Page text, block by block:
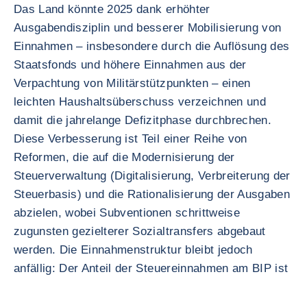
Das Land könnte 2025 dank erhöhter
Ausgabendisziplin und besserer Mobilisierung von
Einnahmen – insbesondere durch die Auflösung des
Staatsfonds und höhere Einnahmen aus der
Verpachtung von Militärstützpunkten – einen
leichten Haushaltsüberschuss verzeichnen und
damit die jahrelange Defizitphase durchbrechen.
Diese Verbesserung ist Teil einer Reihe von
Reformen, die auf die Modernisierung der
Steuerverwaltung (Digitalisierung, Verbreiterung der
Steuerbasis) und die Rationalisierung der Ausgaben
abzielen, wobei Subventionen schrittweise
zugunsten gezielterer Sozialtransfers abgebaut
werden. Die Einnahmenstruktur bleibt jedoch
anfällig: Der Anteil der Steuereinnahmen am BIP ist